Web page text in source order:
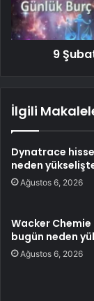
9
İlgili
Dynatrace
neden
Ağustos 6, 2026
Wacker Chemie
bugün neden
Ağustos 6, 2026